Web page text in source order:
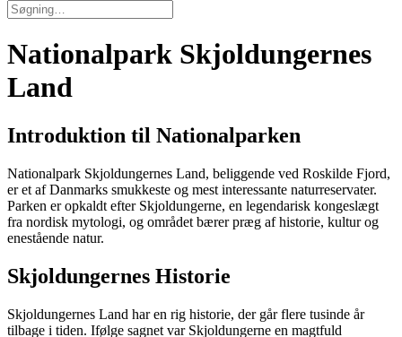
Nationalpark Skjoldungernes
Land
Introduktion til Nationalparken
Nationalpark Skjoldungernes Land, beliggende ved Roskilde Fjord,
er et af Danmarks smukkeste og mest interessante naturreservater.
Parken er opkaldt efter Skjoldungerne, en legendarisk kongeslægt
fra nordisk mytologi, og området bærer præg af historie, kultur og
enestående natur.
Skjoldungernes Historie
Skjoldungernes Land har en rig historie, der går flere tusinde år
tilbage i tiden. Ifølge sagnet var Skjoldungerne en magtfuld